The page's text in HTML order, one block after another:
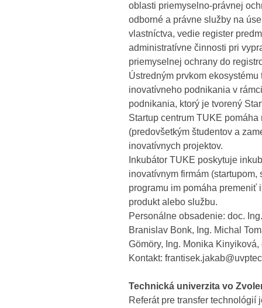
oblasti priemyselno-právnej
odborné a právne služby na
vlastníctva, vedie register
administratívne činnosti pri
priemyselnej ochrany do
Ústredným prvkom
inovatívneho podnikania v
podnikania, ktorý je tvorený
Startup centrum TUKE
(predovšetkým študentov a
inovatívnych projektov.
Inkubátor TUKE poskytuje
inovatívnym firmám
programu im pomáha
produkt alebo službu.
Personálne obsadenie: doc.
Branislav Bonk, Ing. Michal
Gömöry, Ing. Monika
Kontakt:
Technická univerzita vo
Referát pre transfer technológií